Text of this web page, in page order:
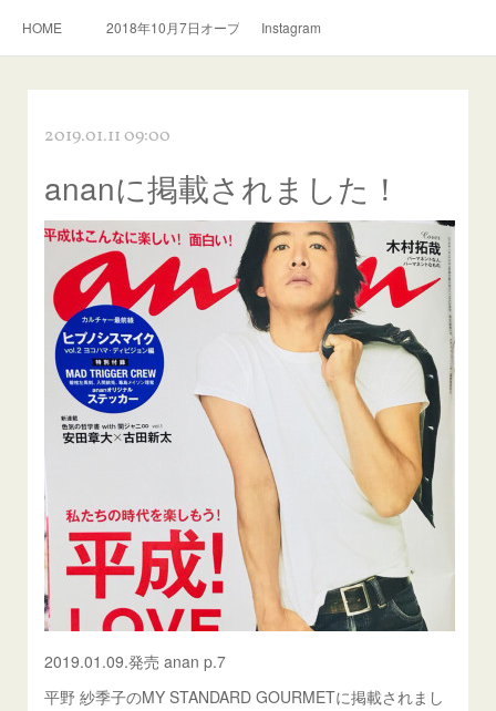
HOME 2018年10月7日オープン。スリランカ料理とおいしい紅茶のお
Instagram
2019.01.11 09:00
ananに掲載されました！
2019.01.09.発売 anan p.7
平野 紗季子のMY STANDARD GOURMETに掲載されまし